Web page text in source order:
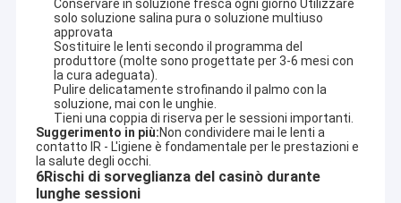
Conservare in soluzione fresca ogni giorno Utilizzare
solo soluzione salina pura o soluzione multiuso
approvata
Sostituire le lenti secondo il programma del
produttore (molte sono progettate per 3-6 mesi con
la cura adeguata).
Pulire delicatamente strofinando il palmo con la
soluzione, mai con le unghie.
Tieni una coppia di riserva per le sessioni importanti.
Suggerimento in più:Non condividere mai le lenti a
contatto IR - L'igiene è fondamentale per le prestazioni e
la salute degli occhi.
6Rischi di sorveglianza del casinò durante
lunghe sessioni